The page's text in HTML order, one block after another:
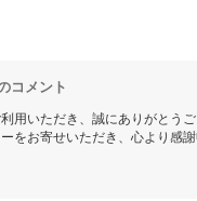
コメント
用いただき、誠にありがとうご
をお寄せいただき、心より感謝
びいただき、ご家族皆様にご満